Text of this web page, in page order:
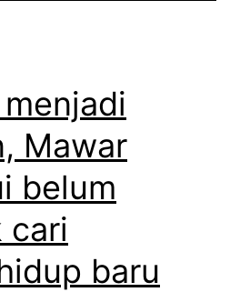
Mawar
belum
cari
baru